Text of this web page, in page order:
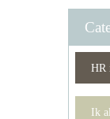
HR
Ik